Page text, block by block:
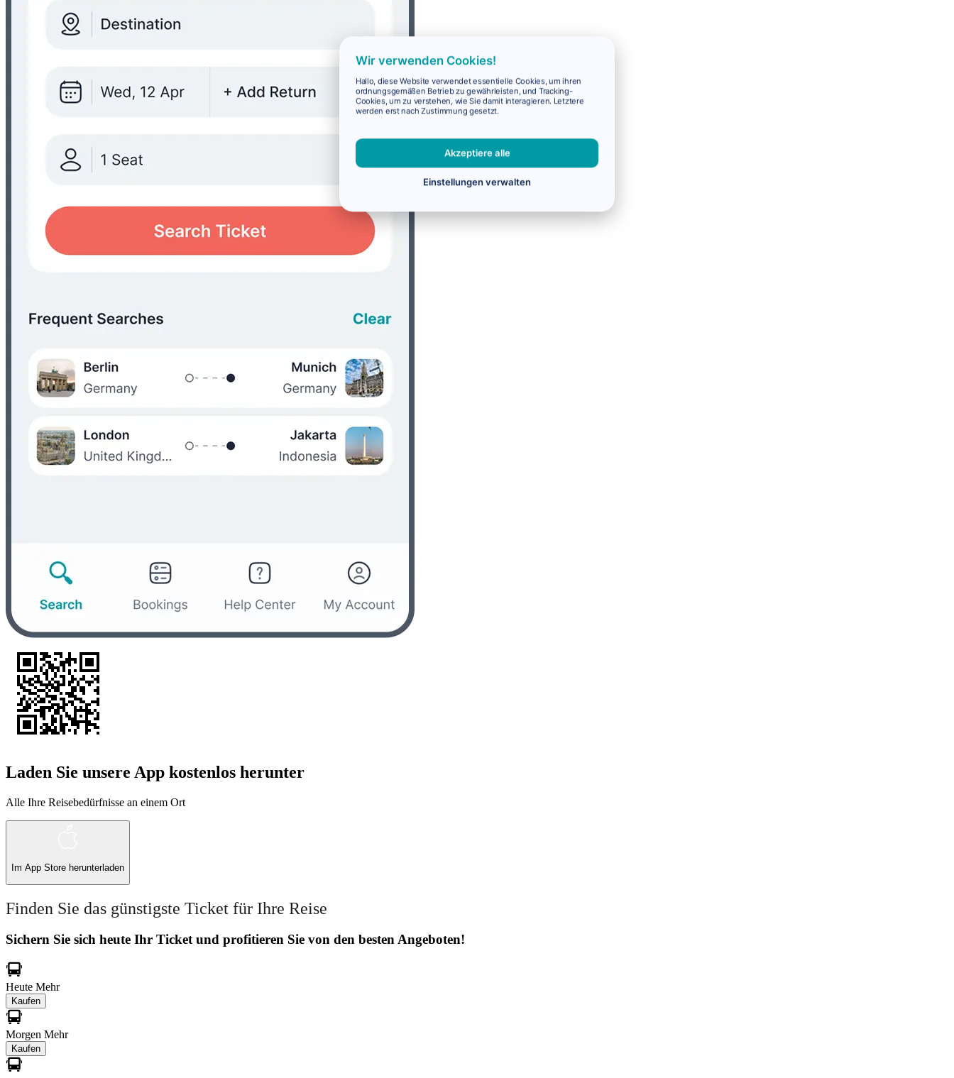
Laden Sie unsere App kostenlos herunter
Alle Ihre Reisebedürfnisse an einem Ort
Im App Store herunterladen
Finden Sie das günstigste Ticket für Ihre Reise
Sichern Sie sich heute Ihr Ticket und profitieren Sie von den besten Angeboten!
Heute Mehr
Kaufen
Morgen Mehr
Kaufen
Wir verwenden Cookies!
Hallo, diese Website verwendet essentielle Cookies, um ihren
ordnungsgemäßen Betrieb zu gewährleisten, und Tracking-
Cookies, um zu verstehen, wie Sie damit interagieren. Letztere
werden erst nach Zustimmung gesetzt.
Akzeptiere alle
Einstellungen verwalten